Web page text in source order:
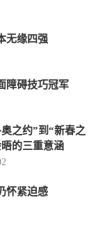
无缘四强
障碍技巧冠军
之约”到“新春之
的三重意涵
怀紧迫感